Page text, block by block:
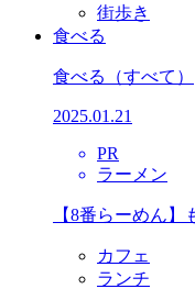
街歩き
食べる
食べる （すべて）
2025.01.21
PR
ラーメン
【8番らーめん
カフェ
ランチ